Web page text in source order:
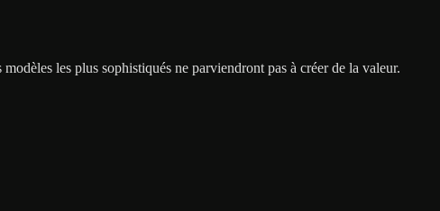
les plus sophistiqués ne parviendront pas à créer de la valeur.